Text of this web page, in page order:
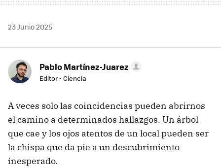
23 Junio 2025
Pablo Martínez-Juarez
Editor - Ciencia
A veces solo las coincidencias pueden abrirnos
el camino a determinados hallazgos. Un árbol
que cae y los ojos atentos de un local pueden ser
la chispa que da pie a un descubrimiento
inesperado.